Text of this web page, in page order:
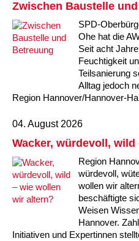
Kindertagesstätte
Kindertagesstätte
Kindertagesstätte
Kindertagesstätte
Offene Sprach-
Familienzentrum
Kindertagesstätte
Kindertagesstätte
Familienzentrum
Kindertagesstätte
Kindertagesstätte
Kindertagesstätte
Kindertagesstätte
Familienzentrum
Zwischen Baustelle
SPD-
Ohe hat die
Seit acht
Feuchtigkeit
Teilsanierung
Alltag jedoch
Region Hannover/Hannover-
04. August 2026
Wacker, würdevoll,
Region
würdevoll,
wollen wir
beschäftigte
Weisen
Hannover.
Initiativen und Expertinnen